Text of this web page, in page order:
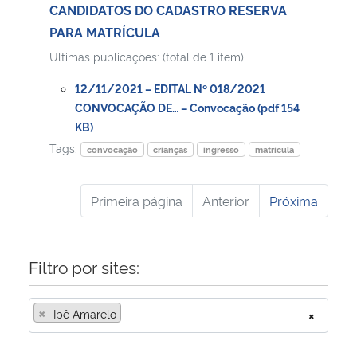
CANDIDATOS DO CADASTRO RESERVA
PARA MATRÍCULA
Ultimas publicações: (total de 1 item)
12/11/2021 – EDITAL Nº 018/2021
CONVOCAÇÃO DE… – Convocação (pdf 154
KB)
Tags:
convocação crianças ingresso matrícula
Primeira página Anterior Próxima
Filtro por sites:
×
× Ipê Amarelo